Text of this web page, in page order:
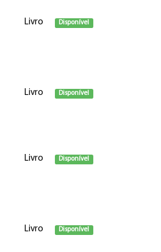
Livro Disponível
Livro Disponível
Livro Disponível
Livro Disponível